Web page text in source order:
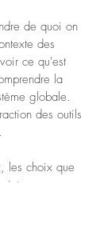
de quoi on
des
ce qu'est
la
globale.
des outils
les choix que
interne par